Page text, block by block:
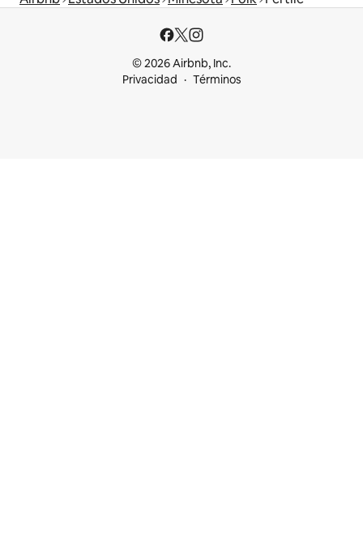
© 2026 Airbnb, Inc.
Privacidad
Términos